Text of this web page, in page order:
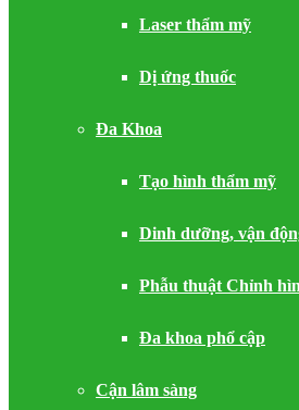
Laser thẩm mỹ
Dị ứng thuốc
Đa Khoa
Tạo hình thẩm mỹ
Dinh dưỡng, vận
Phẫu thuật Chỉnh
Đa khoa phổ cập
Cận lâm sàng